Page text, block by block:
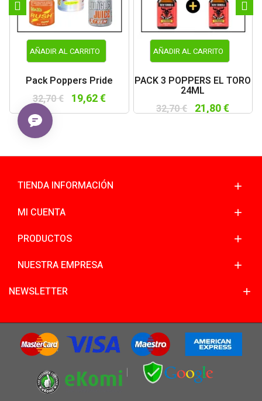
AÑADIR AL CARRITO
Pack Poppers Pride
32,70 € 19,62 €
AÑADIR AL CARRITO
PACK 3 POPPERS EL TORO
24ML
32,70 € 21,80 €
TIENDA INFORMACIÓN
MI CUENTA
PRODUCTOS
NUESTRA EMPRESA
NEWSLETTER